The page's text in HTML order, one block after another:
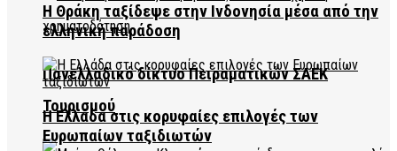
Πανελλαδικό δίκτυο Πειραματικών ΣΑΕΚ
Τουρισμού
Η Θράκη ταξίδεψε στην Ινδονησία μέσα από την
ελληνική παράδοση
Η Ελλάδα στις κορυφαίες επιλογές των
Ευρωπαίων ταξιδιωτών